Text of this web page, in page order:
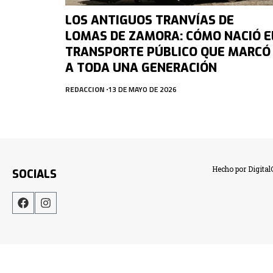
LOS ANTIGUOS TRANVÍAS DE
LOMAS DE ZAMORA: CÓMO NACIÓ
TRANSPORTE PÚBLICO QUE MARCÓ
A TODA UNA GENERACIÓN
REDACCION 13 DE MAYO DE 2026
SOCIALS Hecho por